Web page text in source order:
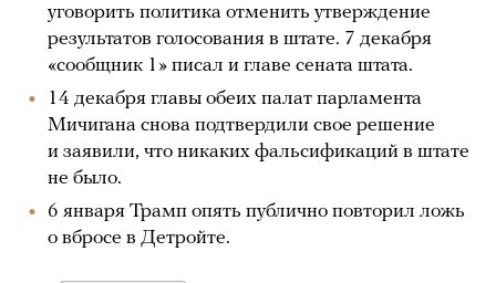
уговорить политика отменить утверждение
результатов голосования в штате. 7 декабря
«сообщник 1» писал и главе сената штата.
14 декабря главы обеих палат парламента
Мичигана снова подтвердили свое решение
и заявили, что никаких фальсификаций в штате
не было.
6 января Трамп опять публично повторил ложь
о вбросе в Детройте.